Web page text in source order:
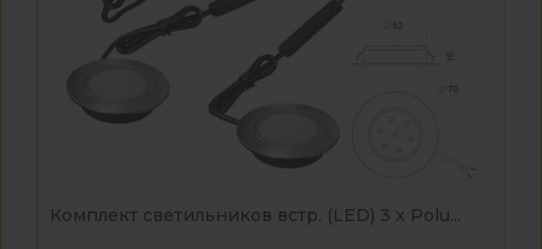
Комплект светильников встр. (LED) 3 х Polu...